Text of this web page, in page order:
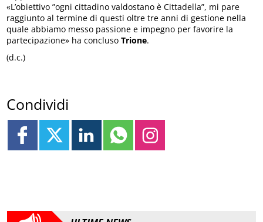
«L’obiettivo ”ogni cittadino valdostano è Cittadella”, mi pare
raggiunto al termine di questi oltre tre anni di gestione nella
quale abbiamo messo passione e impegno per favorire la
partecipazione» ha conclusoTrione.
(d.c.)
Condividi